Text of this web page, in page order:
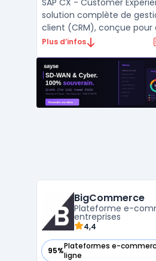
SAP CX - Customer
solution complète de
client (CRM), conçue pour
expériences
des outils puissants pour
des ventes, la gestion des
marketing et le suivi ...
Plus d’infos
BigCommerce
Plateforme e-
entreprises
4,4
95%Plateformes e-
ligne
— voir BigCommerce dans